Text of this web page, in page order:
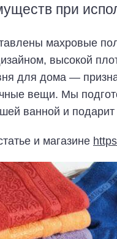
при
махровые
высокой
для дома —
вещи. Мы
ванной и
и магазине